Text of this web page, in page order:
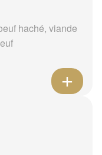
haché, viande